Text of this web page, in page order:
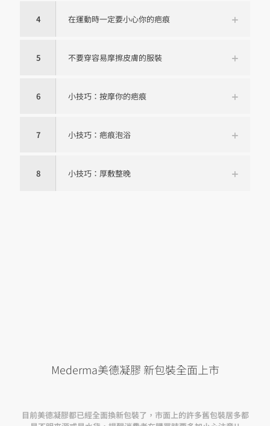
4 在運動時一定要小心你的疤痕
5 不要穿容易摩擦皮膚的服裝
6 小技巧：按摩你的疤痕
7 小技巧：疤痕泡浴
8 小技巧：厚敷整晚
Mederma美德凝膠 新包裝全面上市
目前美德凝膠都已經全面換新包裝了，市面上的許多舊包裝居多都